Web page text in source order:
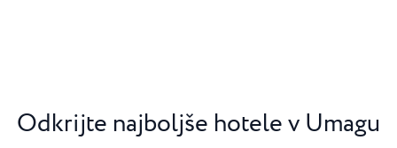
Odkrijte najboljše hotele v Umagu